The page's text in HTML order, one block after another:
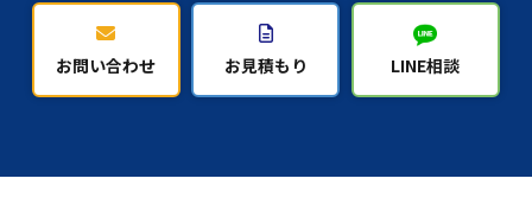
お問い合わせ お見積もり LINE相談